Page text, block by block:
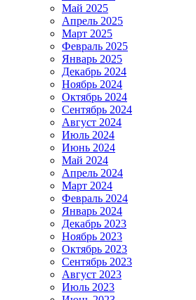
Май 2025
Апрель 2025
Март 2025
Февраль 2025
Январь 2025
Декабрь 2024
Ноябрь 2024
Октябрь 2024
Сентябрь 2024
Август 2024
Июль 2024
Июнь 2024
Май 2024
Апрель 2024
Март 2024
Февраль 2024
Январь 2024
Декабрь 2023
Ноябрь 2023
Октябрь 2023
Сентябрь 2023
Август 2023
Июль 2023